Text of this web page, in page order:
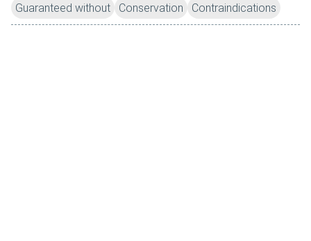
Guaranteed without
Conservation Contraindications